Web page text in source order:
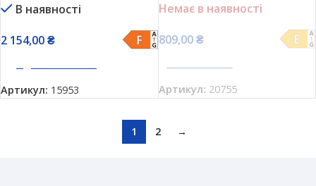
В наявності
2 154,00₴
Артикул: 15953
Немає в наявності
809,00₴
Артикул: 20755
1 2 →